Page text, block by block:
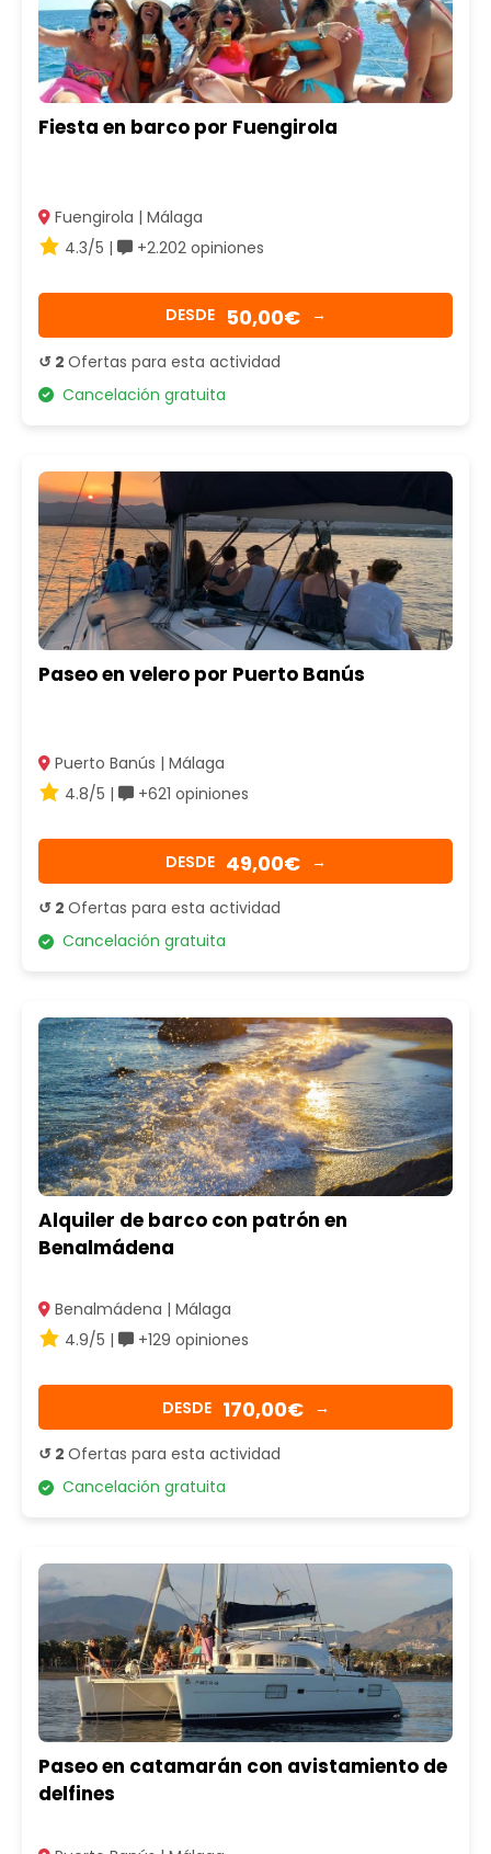
Fiesta en barco por Fuengirola
Fuengirola | Málaga
4.3/5 |
+2.202 opiniones
DESDE 50,00€ →
↺ 2 Ofertas para esta actividad
Cancelación gratuita
Paseo en velero por Puerto Banús
Puerto Banús | Málaga
4.8/5 |
+621 opiniones
DESDE 49,00€ →
↺ 2 Ofertas para esta actividad
Cancelación gratuita
Alquiler de barco con patrón en
Benalmádena
Benalmádena | Málaga
4.9/5 |
+129 opiniones
DESDE 170,00€ →
↺ 2 Ofertas para esta actividad
Cancelación gratuita
Paseo en catamarán con avistamiento de
delfines